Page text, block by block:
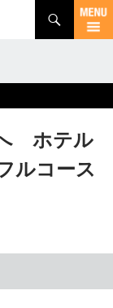
ホテル
ルコース